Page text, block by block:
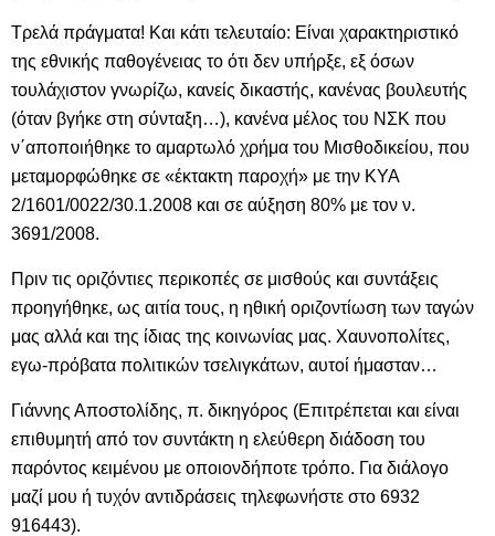
Τρελά πράγματα! Και κάτι τελευταίο: Είναι χαρακτηριστικό
της εθνικής παθογένειας το ότι δεν υπήρξε, εξ όσων
τουλάχιστον γνωρίζω, κανείς δικαστής, κανένας βουλευτής
(όταν βγήκε στη σύνταξη…), κανένα μέλος του ΝΣΚ που
ν΄αποποιήθηκε το αμαρτωλό χρήμα του Μισθοδικείου, που
μεταμορφώθηκε σε «έκτακτη παροχή» με την ΚΥΑ
2/1601/0022/30.1.2008 και σε αύξηση 80% με τον ν.
3691/2008.
Πριν τις οριζόντιες περικοπές σε μισθούς και συντάξεις
προηγήθηκε, ως αιτία τους, η ηθική οριζοντίωση των ταγών
μας αλλά και της ίδιας της κοινωνίας μας. Χαυνοπολίτες,
εγω-πρόβατα πολιτικών τσελιγκάτων, αυτοί ήμασταν…
Γιάννης Αποστολίδης, π. δικηγόρος (Επιτρέπεται και είναι
επιθυμητή από τον συντάκτη η ελεύθερη διάδοση του
παρόντος κειμένου με οποιονδήποτε τρόπο. Για διάλογο
μαζί μου ή τυχόν αντιδράσεις τηλεφωνήστε στο 6932
916443).